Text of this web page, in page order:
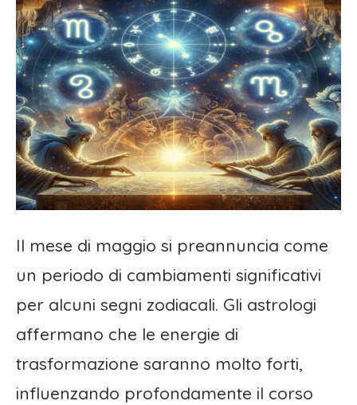
Il mese di maggio si preannuncia come
un periodo di cambiamenti significativi
per alcuni segni zodiacali. Gli astrologi
affermano che le energie di
trasformazione saranno molto forti,
influenzando profondamente il corso